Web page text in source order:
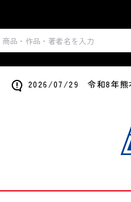
2026/07/29 令和8年熊